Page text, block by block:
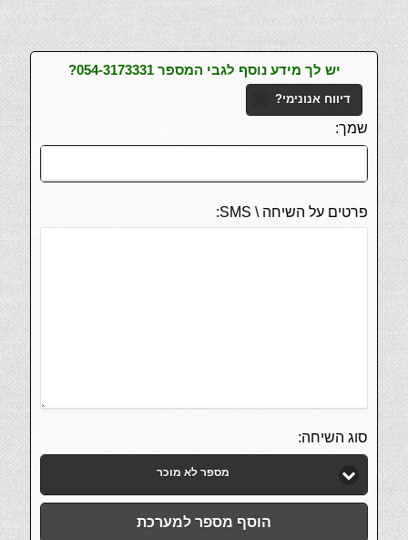
יש לך מידע נוסף לגבי המספר 054-3173331?
דיווח אנונימי?
שמך:
פרטים על השיחה \ SMS:
סוג השיחה:
מספר לא מוכר
הוסף מספר למערכת